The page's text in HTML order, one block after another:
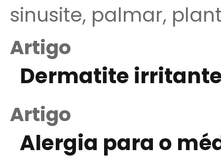
sinusite, palmar,
Artigo
Dermatite
Artigo
Alergia para o